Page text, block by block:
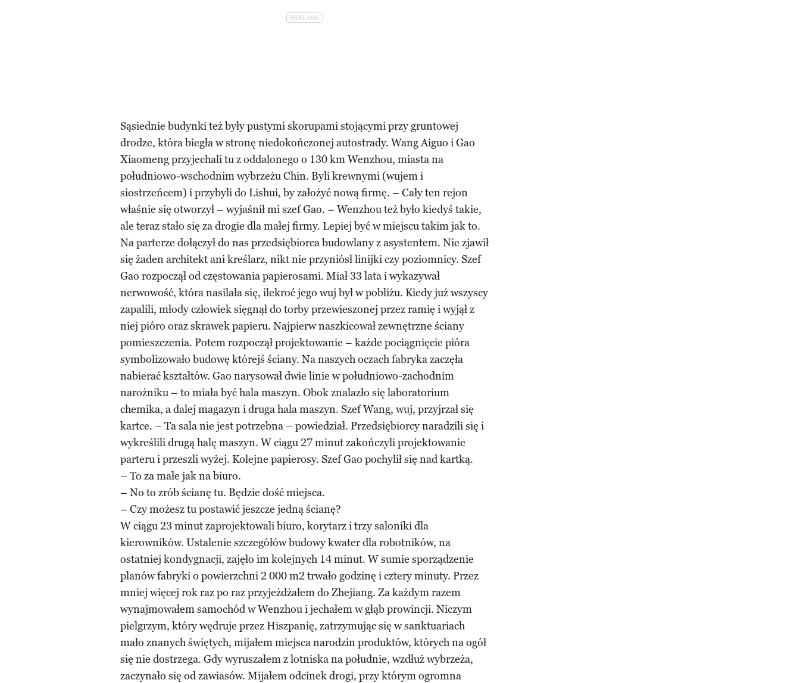
Sąsiednie budynki też były pustymi skorupami stojącymi przy gruntowej
drodze, która biegła w stronę niedokończonej autostrady. Wang Aiguo i Gao
Xiaomeng przyjechali tu z oddalonego o 130 km Wenzhou, miasta na
południowo-wschodnim wybrzeżu Chin. Byli krewnymi (wujem i
siostrzeńcem) i przybyli do Lishui, by założyć nową firmę. – Cały ten rejon
właśnie się otworzył – wyjaśnił mi szef Gao. – Wenzhou też było kiedyś takie,
ale teraz stało się za drogie dla małej firmy. Lepiej być w miejscu takim jak to.
Na parterze dołączył do nas przedsiębiorca budowlany z asystentem. Nie zjawił
się żaden architekt ani kreślarz, nikt nie przyniósł linijki czy poziomnicy. Szef
Gao rozpoczął od częstowania papierosami. Miał 33 lata i wykazywał
nerwowość, która nasilała się, ilekroć jego wuj był w pobliżu. Kiedy już wszyscy
zapalili, młody człowiek sięgnął do torby przewieszonej przez ramię i wyjął z
niej pióro oraz skrawek papieru. Najpierw naszkicował zewnętrzne ściany
pomieszczenia. Potem rozpoczął projektowanie – każde pociągnięcie pióra
symbolizowało budowę którejś ściany. Na naszych oczach fabryka zaczęła
nabierać kształtów. Gao narysował dwie linie w południowo-zachodnim
narożniku – to miała być hala maszyn. Obok znalazło się laboratorium
chemika, a dalej magazyn i druga hala maszyn. Szef Wang, wuj, przyjrzał się
kartce. – Ta sala nie jest potrzebna – powiedział. Przedsiębiorcy naradzili się i
wykreślili drugą halę maszyn. W ciągu 27 minut zakończyli projektowanie
parteru i przeszli wyżej. Kolejne papierosy. Szef Gao pochylił się nad kartką.
– To za małe jak na biuro.
– No to zrób ścianę tu. Będzie dość miejsca.
– Czy możesz tu postawić jeszcze jedną ścianę?
W ciągu 23 minut zaprojektowali biuro, korytarz i trzy saloniki dla
kierowników. Ustalenie szczegółów budowy kwater dla robotników, na
ostatniej kondygnacji, zajęło im kolejnych 14 minut. W sumie sporządzenie
planów fabryki o powierzchni 2 000 m2 trwało godzinę i cztery minuty. Przez
mniej więcej rok raz po raz przyjeżdżałem do Zhejiang. Za każdym razem
wynajmowałem samochód w Wenzhou i jechałem w głąb prowincji. Niczym
pielgrzym, który wędruje przez Hiszpanię, zatrzymując się w sanktuariach
mało znanych świętych, mijałem miejsca narodzin produktów, których na ogół
się nie dostrzega. Gdy wyruszałem z lotniska na południe, wzdłuż wybrzeża,
zaczynało się od zawiasów. Mijałem odcinek drogi, przy którym ogromna